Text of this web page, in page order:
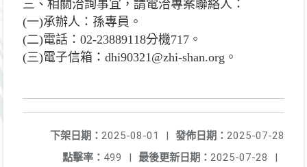
三、相關洽詢事宜，請電洽專案聯絡人：
(一)承辦人：孫專員。
(二)電話：02-23889118分機717。
(三)電子信箱：dhi90321@zhi-shan.org。
發佈日期： 2025-07-28
下架日期： 2025-08-01
|
最後更新日期： 2025-07-28 |
點擊率： 499 |